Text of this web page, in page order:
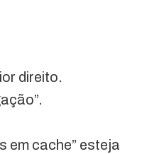
direito.
em cache” esteja